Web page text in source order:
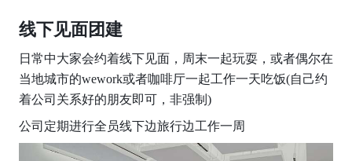
线下见面团建
日常中大家会约着线下见面，周末一起玩耍，或者偶尔在
当地城市的wework或者咖啡厅一起工作一天吃饭(自己约
着公司关系好的朋友即可，非强制)
公司定期进行全员线下边旅行边工作一周